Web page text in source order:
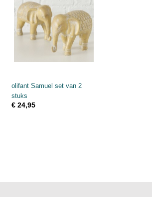
olifant Samuel set van 2
stuks
€ 24,95